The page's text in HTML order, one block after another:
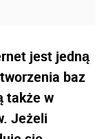
jest jedną
baz
także w
Jeżeli